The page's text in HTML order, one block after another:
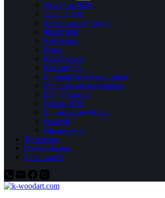
Νέα έργα 2026
‘Εως 11,99€
Διακοσμητικά τοίχου
Φωτιστικά
Καθρέφτες
Ρεσώ
Kλειδοθήκες
Κρεμάστρες
Επιτραπέζια Διακοσμητικά
Μπρελόκ και μαγνητάκια
Είδη Γραφείου
Γούρια 2026
Επιτοίχιες συνθέσεις
Ρολόγια
Ημερολόγια
Τα νέα μας
Η εταιρεία μας
Επικοινωνία